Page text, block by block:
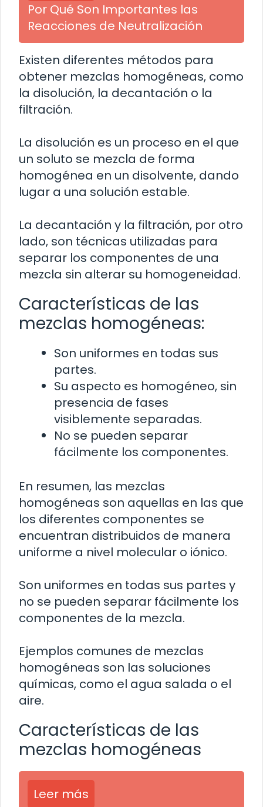
Por Qué Son Importantes las
Reacciones de Neutralización
Existen diferentes métodos para
obtener mezclas homogéneas, como
la disolución, la decantación o la
filtración.
La disolución es un proceso en el que
un soluto se mezcla de forma
homogénea en un disolvente, dando
lugar a una solución estable.
La decantación y la filtración, por otro
lado, son técnicas utilizadas para
separar los componentes de una
mezcla sin alterar su homogeneidad.
Características de las
mezclas homogéneas:
Son uniformes en todas sus
partes.
Su aspecto es homogéneo, sin
presencia de fases
visiblemente separadas.
No se pueden separar
fácilmente los componentes.
En resumen, las mezclas
homogéneas son aquellas en las que
los diferentes componentes se
encuentran distribuidos de manera
uniforme a nivel molecular o iónico.
Son uniformes en todas sus partes y
no se pueden separar fácilmente los
componentes de la mezcla.
Ejemplos comunes de mezclas
homogéneas son las soluciones
químicas, como el agua salada o el
aire.
Características de las
mezclas homogéneas
Leer más